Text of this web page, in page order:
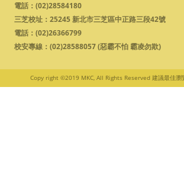
電話：(02)28584180
三芝校址：25245 新北市三芝區中正路三段42號
電話：(02)26366799
校安專線：(02)28588057 (惡霸不怕 霸凌勿欺)
Copy right ©2019 MKC, All Rights Reserved 建議最佳